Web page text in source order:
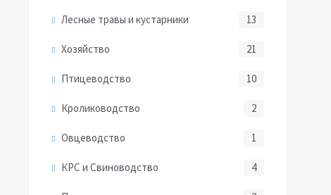
Лесные травы и кустарники 13
Хозяйство 21
Птицеводство 10
Кролиководство 2
Овцеводство 1
КРС и Свиноводство 4